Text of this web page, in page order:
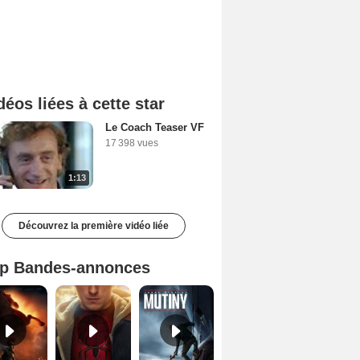
liées à cette star
1:13
Le Coach Teaser VF
17 398 vues
Découvrez la première vidéo liée
Bandes-annonces
L'Odyssée Bande-annonce VO STFR Spider-Man: Brand New Day Bande-annonce VO STFR